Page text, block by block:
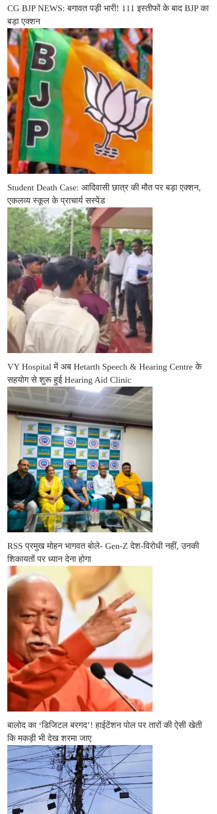
CG BJP NEWS: बगावत पड़ी भारी! 111 इस्तीफों के बाद BJP का
बड़ा एक्शन
Student Death Case: आदिवासी छात्र की मौत पर बड़ा एक्शन,
एकलव्य स्कूल के प्राचार्य सस्पेंड
VY Hospital में अब Hetarth Speech & Hearing Centre के
सहयोग से शुरू हुई Hearing Aid Clinic
RSS प्रमुख मोहन भागवत बोले- Gen-Z देश-विरोधी नहीं, उनकी
शिकायतों पर ध्यान देना होगा
बालोद का ‘डिजिटल बरगद’! हाईटेंशन पोल पर तारों की ऐसी खेती
कि मकड़ी भी देख शरमा जाए